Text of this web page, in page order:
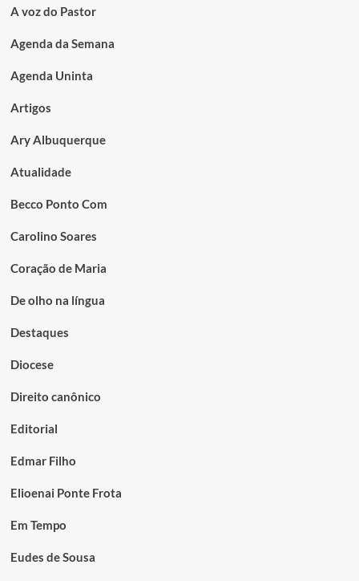
A voz do Pastor
Agenda da Semana
Agenda Uninta
Artigos
Ary Albuquerque
Atualidade
Becco Ponto Com
Carolino Soares
Coração de Maria
De olho na língua
Destaques
Diocese
Direito canônico
Editorial
Edmar Filho
Elioenai Ponte Frota
Em Tempo
Eudes de Sousa